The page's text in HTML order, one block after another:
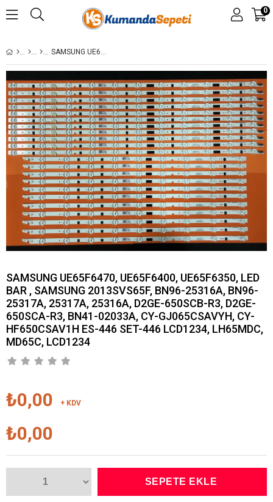
0
SAMSUNG UE65F6470, UE65F6400, UE65F6350, LED BAR , SAMSUNG 2013SVS65F, BN96-25316A, BN96-25317A, 25317A, 25316A, D2GE-650SCB-R3, D2GE-650SCA-R3, BN41-02033A, CY-GJ065CSAVYH, CY-HF650CSAV1H ES-446 SET-446 LCD1234, LH65MDC, MD65C, LCD1234
SAMSUNG UE65F6470, UE65F6400, UE65F6350, LED
BAR , SAMSUNG 2013SVS65F, BN96-25316A, BN96-
25317A, 25317A, 25316A, D2GE-650SCB-R3, D2GE-
650SCA-R3, BN41-02033A, CY-GJ065CSAVYH, CY-
HF650CSAV1H ES-446 SET-446 LCD1234, LH65MDC,
MD65C, LCD1234
₺0,00 + KDV
₺0,00